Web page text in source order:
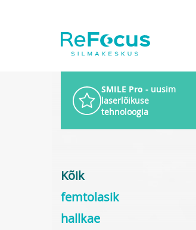
SMILE Pro - uusim
laserlõikuse
tehnoloogia
Kõik
femtolasik
hallkae